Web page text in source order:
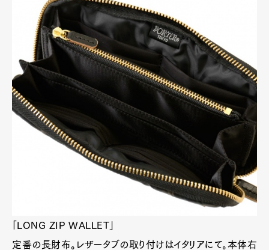
Pen Meet
Pen international Pen tw
「LONG ZIP WALLET」
定番の長財布。レザータブの取り付けはイタリアにて。本体右